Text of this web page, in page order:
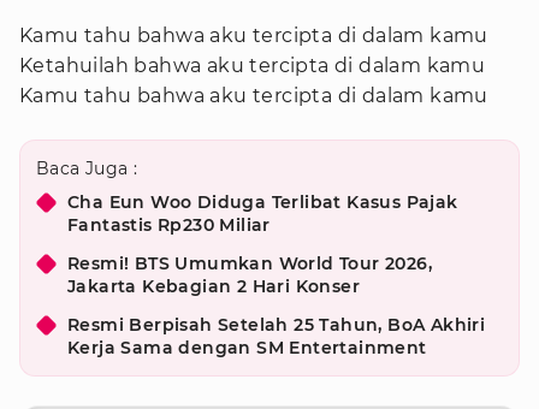
Kamu tahu bahwa aku tercipta di dalam kamu
Ketahuilah bahwa aku tercipta di dalam kamu
Kamu tahu bahwa aku tercipta di dalam kamu
Baca Juga :
Cha Eun Woo Diduga Terlibat Kasus Pajak
Fantastis Rp230 Miliar
Resmi! BTS Umumkan World Tour 2026,
Jakarta Kebagian 2 Hari Konser
Resmi Berpisah Setelah 25 Tahun, BoA Akhiri
Kerja Sama dengan SM Entertainment